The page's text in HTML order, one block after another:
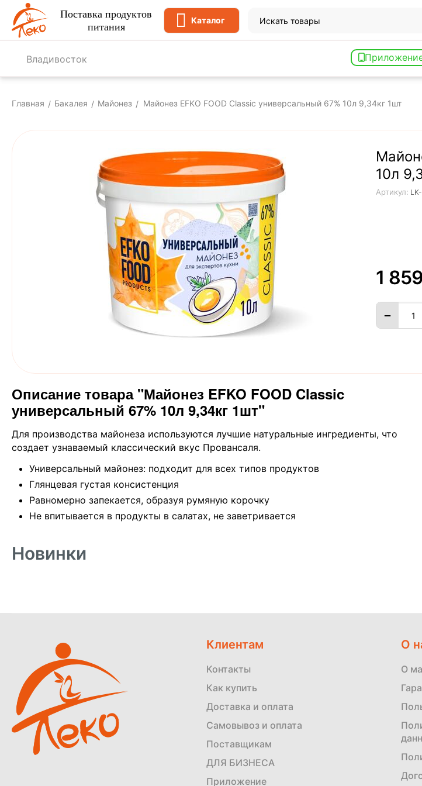
Поставка продуктов
питания
Каталог
Владивосток
Главная / Бакалея / Майонез / Майонез EFKO FOOD Classic универсальный 67% 10л 9,34кг 1шт
10л
Артикул:
1 859
−
Описание товара "Майонез EFKO FOOD Classic
универсальный 67% 10л 9,34кг 1шт"
Для производства майонеза используются лучшие натуральные ингредиенты, что
создает узнаваемый классический вкус Провансаля.
Универсальный майонез: подходит для всех типов продуктов
Глянцевая густая консистенция
Равномерно запекается, образуя румяную корочку
Не впитывается в продукты в салатах, не заветривается
Новинки
Клиентам
Контакты
Как купить
Доставка и оплата
Самовывоз и оплата
Поставщикам
ДЛЯ БИЗНЕСА
Приложение
О
О